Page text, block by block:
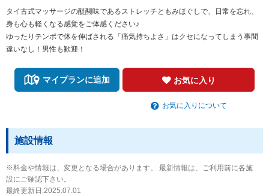
タイ古式マッサージの醍醐味であるストレッチともみほぐしで、日常を忘れ、
身も心も軽くなる感覚をご体感ください♪
ゆったりテンポで体を伸ばされる「痛気持ちよさ」はクセになってしまう事間
違いなし！男性も歓迎！
マイプランに追加 お気に入り
お気に入りについて
施設情報
※料金や情報は、変更となる場合があります。 最新情報は、ご利用前に各施
設にご確認下さい。
最終更新日:2025.07.01